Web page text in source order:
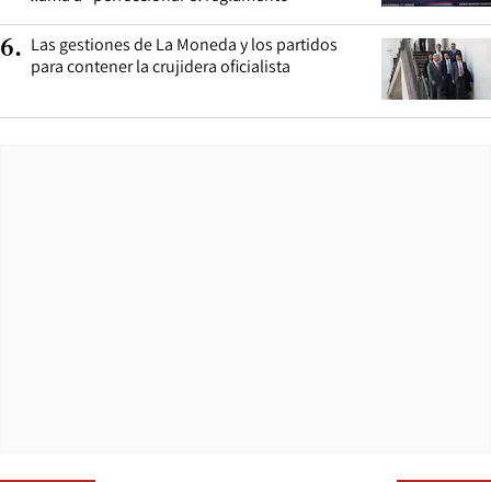
6. Las gestiones de La Moneda y los partidos
para contener la crujidera oficialista